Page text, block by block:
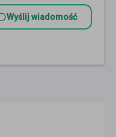
Wyślij wiadomość